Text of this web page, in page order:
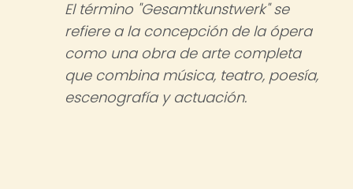
El término "Gesamtkunstwerk" se
refiere a la concepción de la ópera
como una obra de arte completa
que combina música, teatro, poesía,
escenografía y actuación.